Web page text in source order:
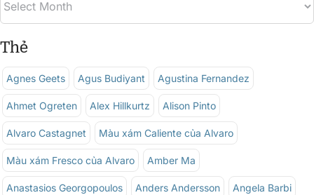
Thẻ
Agnes Geets Agus Budiyant Agustina Fernandez
Ahmet Ogreten Alex Hillkurtz Alison Pinto
Alvaro Castagnet Màu xám Caliente của Alvaro
Màu xám Fresco của Alvaro Amber Ma
Anastasios Georgopoulos Anders Andersson Angela Barbi